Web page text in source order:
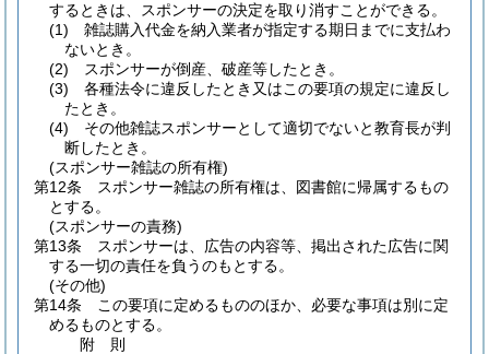
するときは、スポンサーの決定を取り消すことができる。
(1)
雑誌購入代金を納入業者が指定する期日までに支払わ
ないとき。
(2)
スポンサーが倒産、破産等したとき。
(3)
各種法令に違反したとき又はこの要項の規定に違反し
たとき。
(4)
その他雑誌スポンサーとして適切でないと教育長が判
断したとき。
(スポンサー雑誌の所有権)
第12条
スポンサー雑誌の所有権は、図書館に帰属するもの
とする。
(スポンサーの責務)
第13条
スポンサーは、広告の内容等、掲出された広告に関
する一切の責任を負うのもとする。
(その他)
第14条
この要項に定めるもののほか、必要な事項は別に定
めるものとする。
附 則